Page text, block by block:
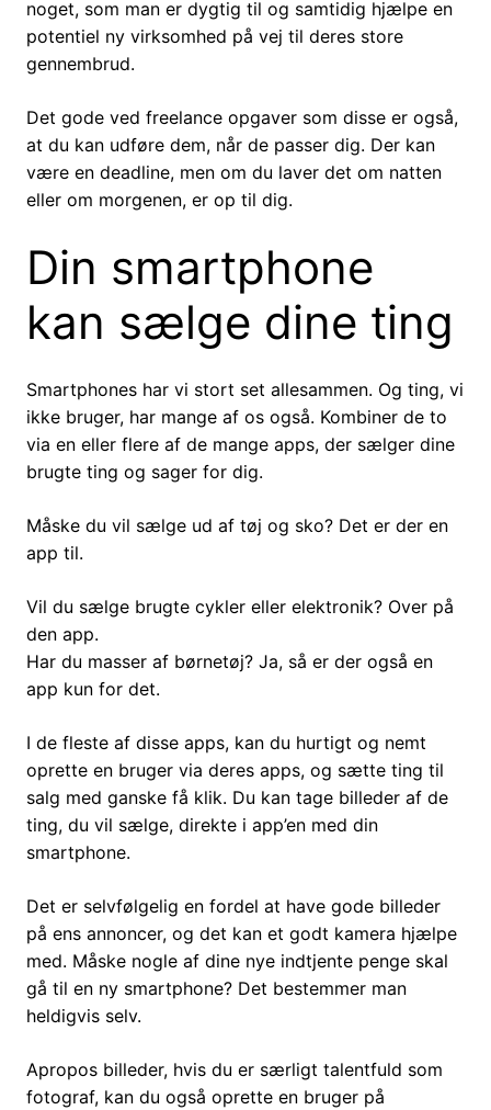
noget, som man er dygtig til og samtidig hjælpe en
potentiel ny virksomhed på vej til deres store
gennembrud.
Det gode ved freelance opgaver som disse er også,
at du kan udføre dem, når de passer dig. Der kan
være en deadline, men om du laver det om natten
eller om morgenen, er op til dig.
Din smartphone
kan sælge dine ting
Smartphones har vi stort set allesammen. Og ting, vi
ikke bruger, har mange af os også. Kombiner de to
via en eller flere af de mange apps, der sælger dine
brugte ting og sager for dig.
Måske du vil sælge ud af tøj og sko? Det er der en
app til.
Vil du sælge brugte cykler eller elektronik? Over på
den app.
Har du masser af børnetøj? Ja, så er der også en
app kun for det.
I de fleste af disse apps, kan du hurtigt og nemt
oprette en bruger via deres apps, og sætte ting til
salg med ganske få klik. Du kan tage billeder af de
ting, du vil sælge, direkte i app’en med din
smartphone.
Det er selvfølgelig en fordel at have gode billeder
på ens annoncer, og det kan et godt kamera hjælpe
med. Måske nogle af dine nye indtjente penge skal
gå til en ny smartphone? Det bestemmer man
heldigvis selv.
Apropos billeder, hvis du er særligt talentfuld som
fotograf, kan du også oprette en bruger på